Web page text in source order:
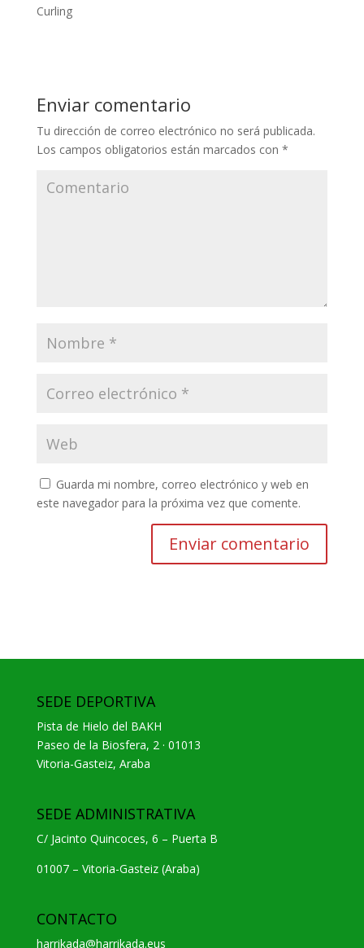
Curling
Enviar comentario
Tu dirección de correo electrónico no será publicada.
Los campos obligatorios están marcados con *
Guarda mi nombre, correo electrónico y web en
este navegador para la próxima vez que comente.
SEDE DEPORTIVA
Pista de Hielo del BAKH
Paseo de la Biosfera, 2 · 01013
Vitoria-Gasteiz, Araba
SEDE ADMINISTRATIVA
C/ Jacinto Quincoces, 6 – Puerta B
01007 – Vitoria-Gasteiz (Araba)
CONTACTO
harrikada@harrikada.eus